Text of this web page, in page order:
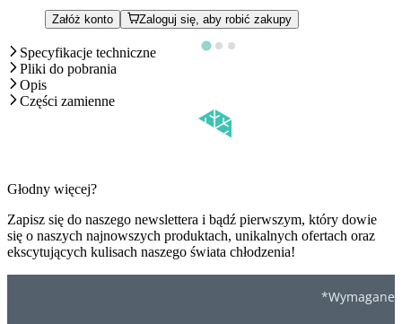
Załóż konto Zaloguj się, aby robić zakupy
Specyfikacje techniczne
Pliki do pobrania
Opis
Części zamienne
Głodny więcej?
Zapisz się do naszego newslettera i bądź pierwszym, który dowie
się o naszych najnowszych produktach, unikalnych ofertach oraz
ekscytujących kulisach naszego świata chłodzenia!
*Wymagane